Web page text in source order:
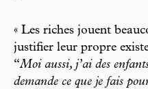
« Les riches jouent
justifier leur propre
“Moi aussi, j’ai des
demande ce que je fais